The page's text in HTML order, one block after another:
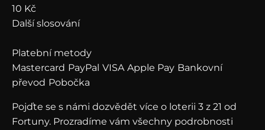
10 Kč
Další slosování
Platební metody
Mastercard PayPal VISA Apple Pay Bankovní
převod Pobočka
Pojďte se s námi dozvědět více o loterii 3 z 21 od
Fortuny. Prozradíme vám všechny podrobnosti